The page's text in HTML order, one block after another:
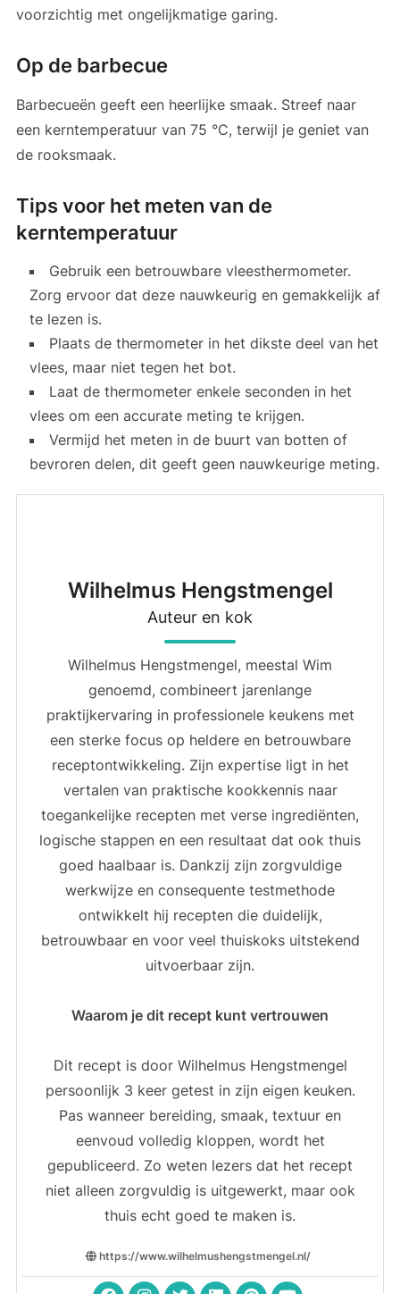
voorzichtig met ongelijkmatige garing.
Op de barbecue
Barbecueën geeft een heerlijke smaak. Streef naar
een kerntemperatuur van 75 °C, terwijl je geniet van
de rooksmaak.
Tips voor het meten van de
kerntemperatuur
Gebruik een betrouwbare vleesthermometer.
Zorg ervoor dat deze nauwkeurig en gemakkelijk af
te lezen is.
Plaats de thermometer in het dikste deel van het
vlees, maar niet tegen het bot.
Laat de thermometer enkele seconden in het
vlees om een accurate meting te krijgen.
Vermijd het meten in de buurt van botten of
bevroren delen, dit geeft geen nauwkeurige meting.
Wilhelmus Hengstmengel
Auteur en kok
Wilhelmus Hengstmengel, meestal Wim
genoemd, combineert jarenlange
praktijkervaring in professionele keukens met
een sterke focus op heldere en betrouwbare
receptontwikkeling. Zijn expertise ligt in het
vertalen van praktische kookkennis naar
toegankelijke recepten met verse ingrediënten,
logische stappen en een resultaat dat ook thuis
goed haalbaar is. Dankzij zijn zorgvuldige
werkwijze en consequente testmethode
ontwikkelt hij recepten die duidelijk,
betrouwbaar en voor veel thuiskoks uitstekend
uitvoerbaar zijn.
Waarom je dit recept kunt vertrouwen
Dit recept is door Wilhelmus Hengstmengel
persoonlijk 3 keer getest in zijn eigen keuken.
Pas wanneer bereiding, smaak, textuur en
eenvoud volledig kloppen, wordt het
gepubliceerd. Zo weten lezers dat het recept
niet alleen zorgvuldig is uitgewerkt, maar ook
thuis echt goed te maken is.
https://www.wilhelmushengstmengel.nl/